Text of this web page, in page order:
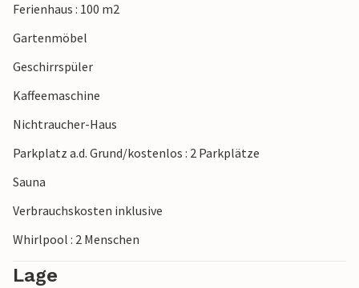
Urlaub! Bettwäsche/Handtücher sind verpflichtend zu
bestellen.
Ferienhaus : 100 m2
Gartenmöbel
Geschirrspüler
Kaffeemaschine
Nichtraucher-Haus
Parkplatz a.d. Grund/kostenlos : 2 Parkplätze
Sauna
Verbrauchskosten inklusive
Whirlpool : 2 Menschen
Lage